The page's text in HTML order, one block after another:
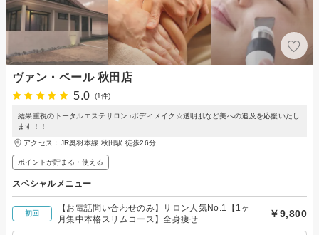
ヴァン・ベール 秋田店
5.0
(1件)
結果重視のトータルエステサロン♪ボディメイク☆透明肌など美への追及を応援いたし
ます！！
アクセス：JR奥羽本線 秋田駅 徒歩26分
ポイントが貯まる・使える
スペシャルメニュー
初回
【お電話問い合わせのみ】サロン人気No.1【1ヶ
月集中本格スリムコース】全身痩せ
￥9,800